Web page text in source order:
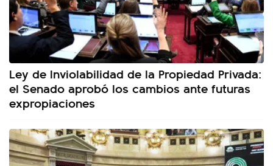
Ley de Inviolabilidad de la Propiedad Privada:
el Senado aprobó los cambios ante futuras
expropiaciones